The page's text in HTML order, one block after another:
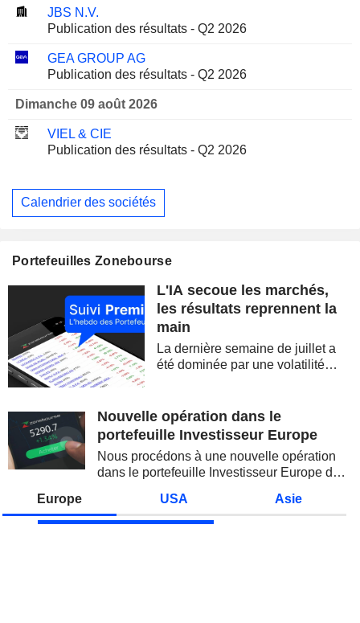
JBS N.V.
Publication des résultats - Q2 2026
GEA GROUP AG
Publication des résultats - Q2 2026
Dimanche 09 août 2026
VIEL & CIE
Publication des résultats - Q2 2026
Calendrier des sociétés
Portefeuilles Zonebourse
L'IA secoue les marchés,
les résultats reprennent la
main
La dernière semaine de juillet a
été dominée par une volatilité
semi-conducteurs. Les
inquiétudes sur la soutenabilité
Nouvelle opération dans le
portefeuille Investisseur Europe
Nous procédons à une nouvelle opération
dans le portefeuille Investisseur Europe de
Europe USA Asie